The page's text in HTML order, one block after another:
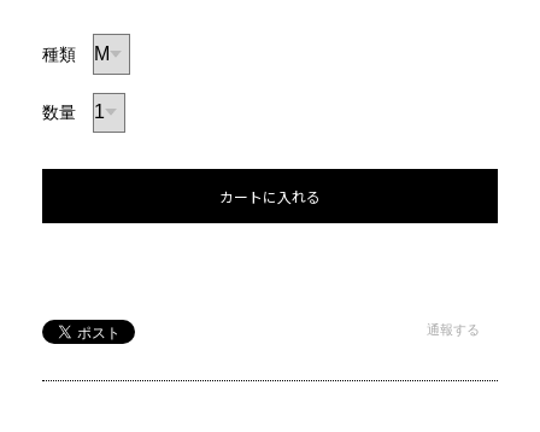
種類
数量
カートに入れる
通報する